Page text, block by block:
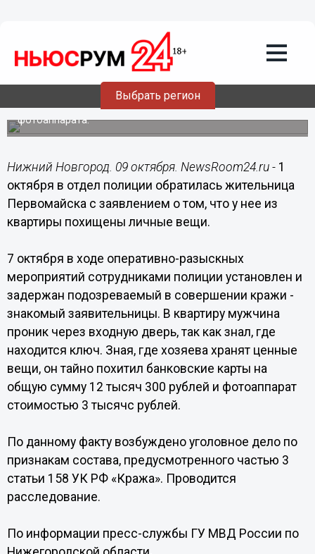
Выбрать регион
Восемнадцатилетний нижегородец
обокрал знакомую женщину
Задержанный житель города Первомайска
подозревается в краже 3 банковских карт и
фотоаппарата.
Нижний Новгород. 09 октября. NewsRoom24.ru - 1
октября в отдел полиции обратилась жительница
Первомайска с заявлением о том, что у нее из
квартиры похищены личные вещи.
7 октября в ходе оперативно-разыскных
мероприятий сотрудниками полиции установлен и
задержан подозреваемый в совершении кражи -
знакомый заявительницы. В квартиру мужчина
проник через входную дверь, так как знал, где
находится ключ. Зная, где хозяева хранят ценные
вещи, он тайно похитил банковские карты на
общую сумму 12 тысяч 300 рублей и фотоаппарат
стоимостью 3 тысячс рублей.
По данному факту возбуждено уголовное дело по
признакам состава, предусмотренного частью 3
статьи 158 УК РФ «Кража». Проводится
расследование.
По информации пресс-службы ГУ МВД России по